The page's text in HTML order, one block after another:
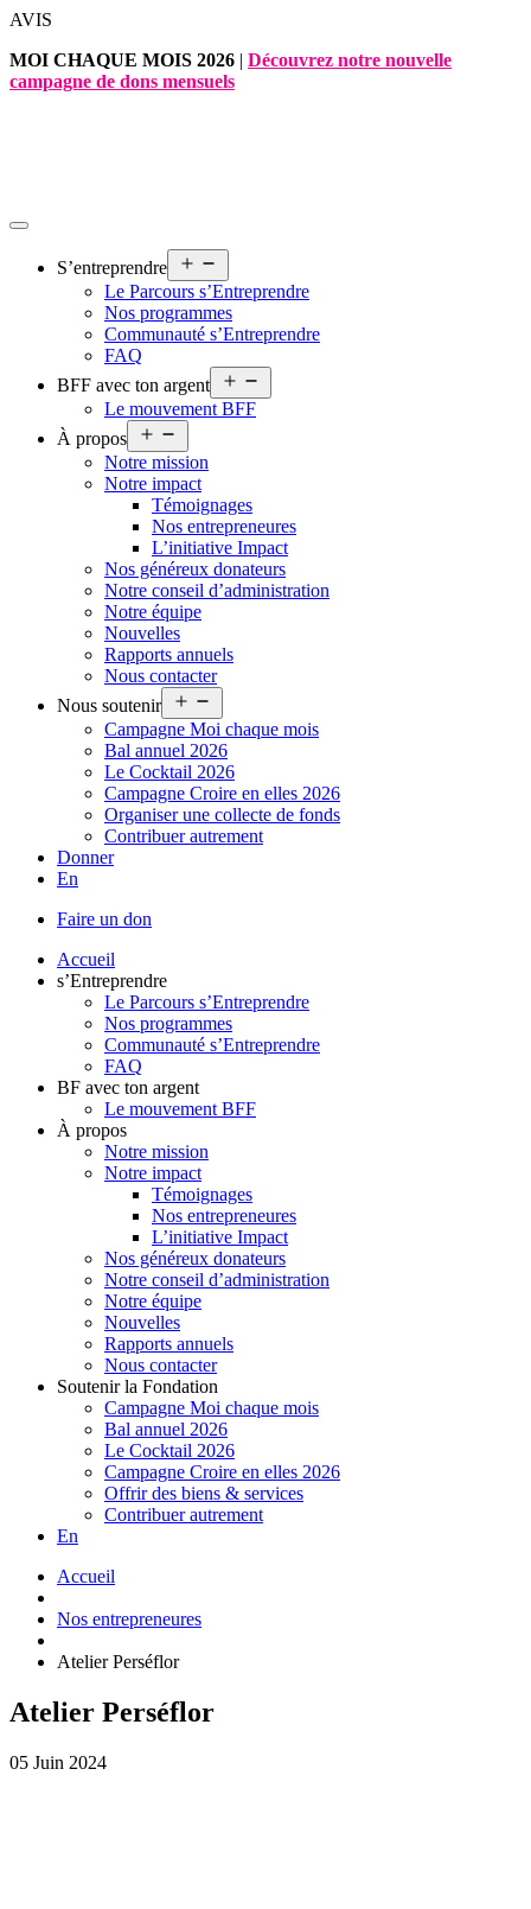
Aller
contenu
AVIS
MOI CHAQUE MOIS 2026 | Découvrez notre nouvelle
campagne de dons mensuels
S’entreprendre
le
menu
Le Parcours s’Entreprendre
Nos programmes
Communauté s’Entreprendre
FAQ
BFF avec ton argent
le
Le mouvement BFF
À propos
le
menu
Notre mission
Notre impact
Témoignages
Nos entrepreneures
L’initiative Impact
Nos généreux donateurs
Notre conseil d’administration
Notre équipe
Nouvelles
Rapports annuels
Nous contacter
Nous soutenir
le
menu
Campagne Moi chaque mois
Bal annuel 2026
Le Cocktail 2026
Campagne Croire en elles 2026
Organiser une collecte de fonds
Contribuer autrement
Donner
En
Faire un don
Accueil
s’Entreprendre
Le Parcours s’Entreprendre
Nos programmes
Communauté s’Entreprendre
FAQ
BF avec ton argent
Le mouvement BFF
À propos
Notre mission
Notre impact
Témoignages
Nos entrepreneures
L’initiative Impact
Nos généreux donateurs
Notre conseil d’administration
Notre équipe
Nouvelles
Rapports annuels
Nous contacter
Soutenir la Fondation
Campagne Moi chaque mois
Bal annuel 2026
Le Cocktail 2026
Campagne Croire en elles 2026
Offrir des biens & services
Contribuer autrement
En
Accueil
Nos entrepreneures
Atelier Perséflor
Atelier Perséflor
05 Juin 2024